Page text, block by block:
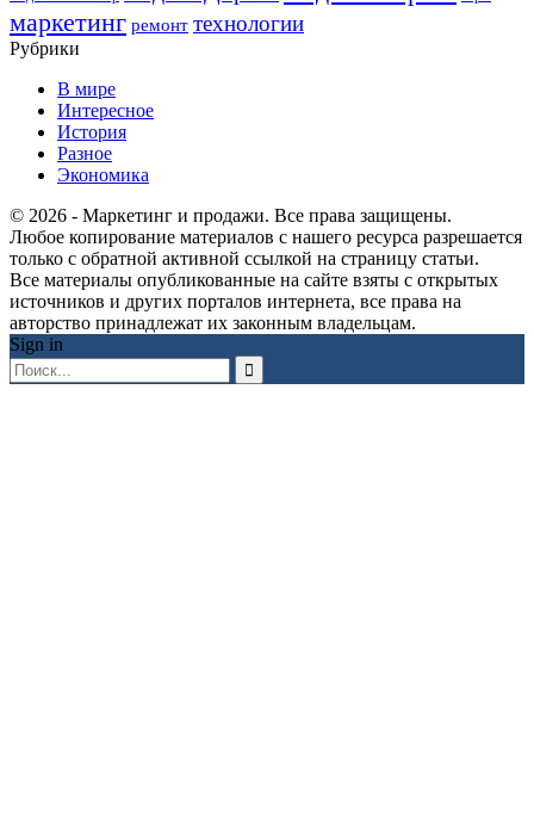
маркетинг ремонт технологии
Рубрики
В мире
Интересное
История
Разное
Экономика
© 2026 - Маркетинг и продажи. Все права защищены.
Любое копирование материалов с нашего ресурса разрешается
только с обратной активной ссылкой на страницу статьи.
Все материалы опубликованные на сайте взяты с открытых
источников и других порталов интернета, все права на
авторство принадлежат их законным владельцам.
Sign in